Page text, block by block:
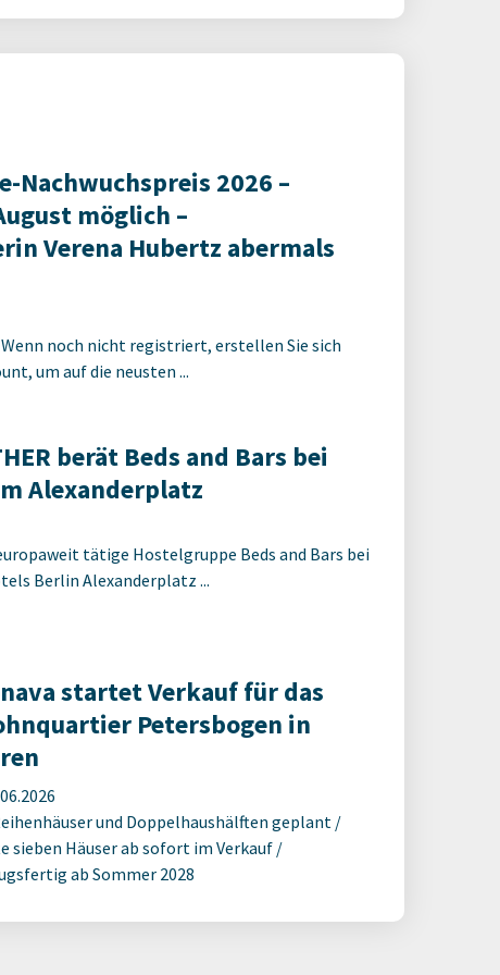
Nachwuchspreis 2026 –
möglich –
Verena Hubertz abermals
noch nicht registriert, erstellen Sie sich
um auf die neusten ...
berät Beds and Bars bei
Alexanderplatz
tätige Hostelgruppe Beds and Bars bei
Berlin Alexanderplatz ...
startet Verkauf für das
Petersbogen in
und Doppelhaushälften geplant /
sieben Häuser ab sofort im Verkauf /
ab Sommer 2028